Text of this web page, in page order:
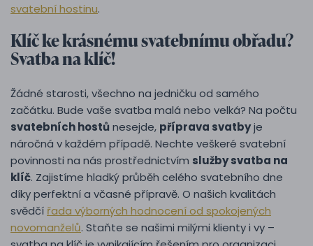
svatební hostinu.
Klíč ke krásnému svatebnímu obřadu?
Svatba na klíč!
Žádné starosti, všechno na jedničku od samého
začátku. Bude vaše svatba malá nebo velká? Na počtu
svatebních hostůnesejde, příprava svatbyje
náročná v každém případě. Nechte veškeré svatební
povinnosti na nás prostřednictvím služby svatba na
klíč. Zajistíme hladký průběh celého svatebního dne
díky perfektní a včasné přípravě. O našich kvalitách
svědčí řada výborných hodnocení od spokojených
novomanželů. Staňte se našimi milými klienty i vy –